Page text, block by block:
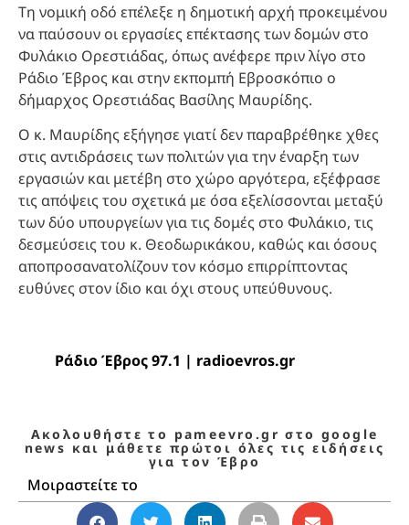
Τη νομική οδό επέλεξε η δημοτική αρχή προκειμένου
να παύσουν οι εργασίες επέκτασης των δομών στο
Φυλάκιο Ορεστιάδας, όπως ανέφερε πριν λίγο στο
Ράδιο Έβρος και στην εκπομπή Εβροσκόπιο ο
δήμαρχος Ορεστιάδας Βασίλης Μαυρίδης.
Ο κ. Μαυρίδης εξήγησε γιατί δεν παραβρέθηκε χθες
στις αντιδράσεις των πολιτών για την έναρξη των
εργασιών και μετέβη στο χώρο αργότερα, εξέφρασε
τις απόψεις του σχετικά με όσα εξελίσσονται μεταξύ
των δύο υπουργείων για τις δομές στο Φυλάκιο, τις
δεσμεύσεις του κ. Θεοδωρικάκου, καθώς και όσους
αποπροσανατολίζουν τον κόσμο επιρρίπτοντας
ευθύνες στον ίδιο και όχι στους υπεύθυνους.
Ράδιο Έβρος 97.1 | radioevros.gr
Ακολουθήστε το pameevro.gr στο google
news και μάθετε πρώτοι όλες τις ειδήσεις
για τον Έβρο
Μοιραστείτε το